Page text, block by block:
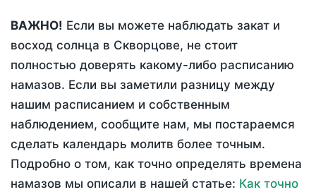
ВАЖНО! Если вы можете наблюдать закат и
восход солнца в Скворцове, не стоит
полностью доверять какому-либо расписанию
намазов. Если вы заметили разницу между
нашим расписанием и собственным
наблюдением, сообщите нам, мы постараемся
сделать календарь молитв более точным.
Подробно о том, как точно определять времена
намазов мы описали в нашей статье: Как точно